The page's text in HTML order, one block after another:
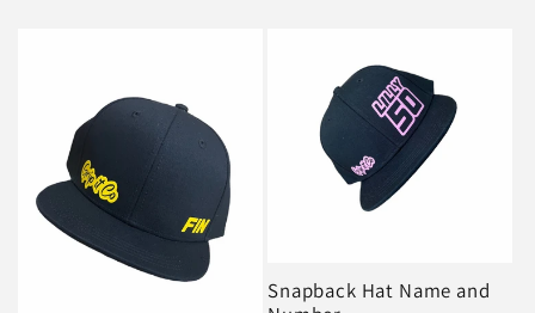
Snapback Hat Name and